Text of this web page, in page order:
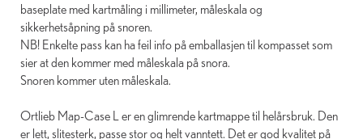
baseplate med kartmåling i millimeter, måleskala og
sikkerhetsåpning på snoren.
NB! Enkelte pass kan ha feil info på emballasjen til kompasset som
sier at den kommer med måleskala på snora.
Snoren kommer uten måleskala.
Ortlieb Map-Case L er en glimrende kartmappe til helårsbruk. Den
er lett, slitesterk, passe stor og helt vanntett. Det er god kvalitet på